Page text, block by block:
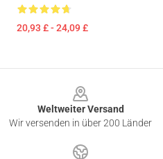
20,93 £ - 24,09 £
Weltweiter Versand
Wir versenden in über 200 Länder